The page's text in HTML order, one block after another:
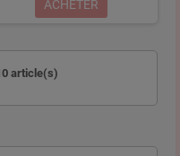
ACHETER
article(s)